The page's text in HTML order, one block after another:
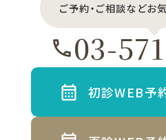
ご予約・ご相談などお
03-
初診WEB予